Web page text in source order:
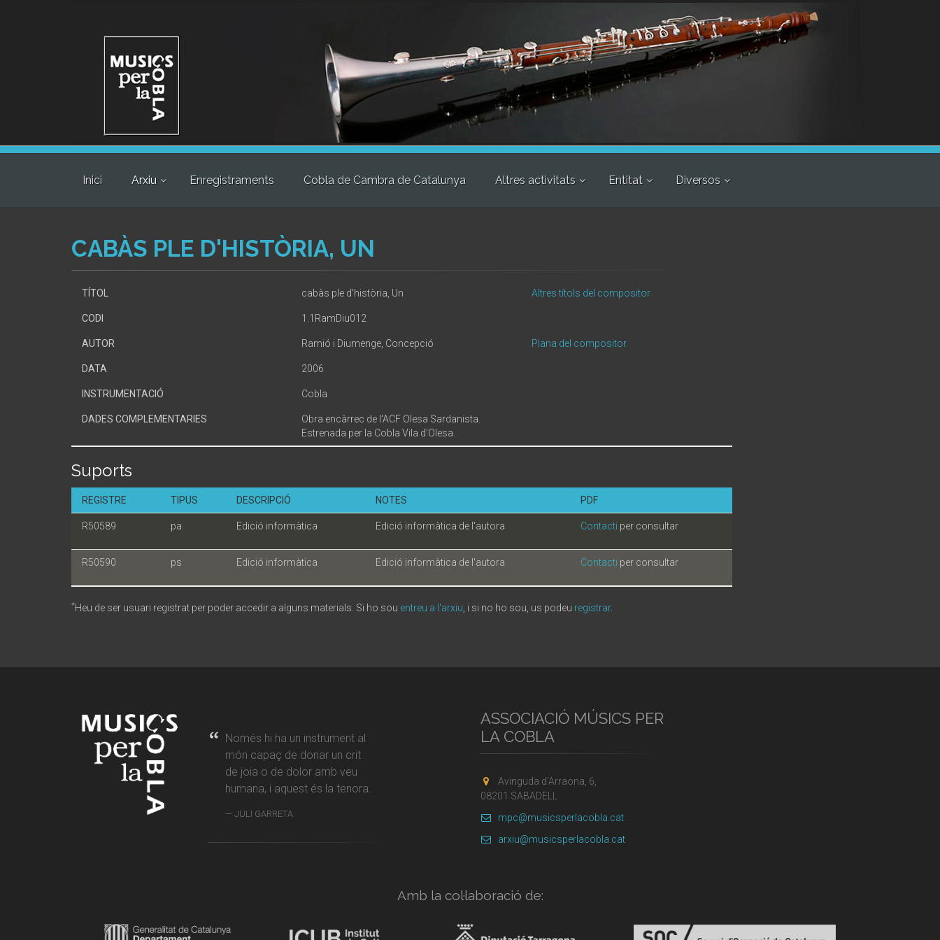
Inici Arxiu Enregistraments Cobla de Cambra de Catalunya Altres activitats Entitat Diversos
CABÀS PLE D'HISTÒRIA, UN
TÍTOL cabàs ple d'història, Un Altres títols del compositor
CODI 1.1RamDiu012
AUTOR Ramió i Diumenge, Concepció Plana del compositor
DATA 2006
INSTRUMENTACIÓ Cobla
DADES COMPLEMENTARIES
Obra encàrrec de l'ACF Olesa Sardanista.
Estrenada per la Cobla Vila d'Olesa.
Suports
REGISTRE TIPUS DESCRIPCIÓ NOTES PDF
R50589 pa Edició informàtica Edició informàtica de l'autora Contacti per consultar
R50590 ps Edició informàtica Edició informàtica de l'autora Contacti per consultar
*Heu de ser usuari registrat per poder accedir a alguns materials. Si ho sou entreu a l'arxiu , i si no ho sou, us podeu registrar.
Només hi ha un instrument al
món capaç de donar un crit
de joia o de dolor amb veu
humana, i aquest és la tenora.
JULI GARRETA
ASSOCIACIÓ MÚSICS PER
LA COBLA
Avinguda d'Arraona, 6,
08201 SABADELL
mpc@musicsperlacobla.cat
arxiu@musicsperlacobla.cat
Amb la col·laboració de: